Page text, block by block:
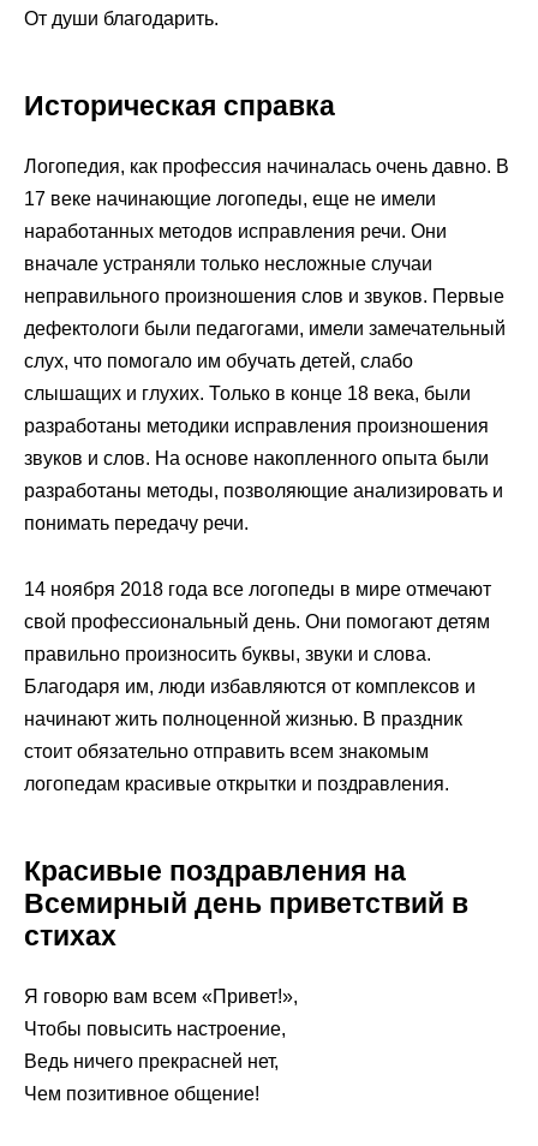
От души благодарить.
Историческая справка
Логопедия, как профессия начиналась очень давно. В
17 веке начинающие логопеды, еще не имели
наработанных методов исправления речи. Они
вначале устраняли только несложные случаи
неправильного произношения слов и звуков. Первые
дефектологи были педагогами, имели замечательный
слух, что помогало им обучать детей, слабо
слышащих и глухих. Только в конце 18 века, были
разработаны методики исправления произношения
звуков и слов. На основе накопленного опыта были
разработаны методы, позволяющие анализировать и
понимать передачу речи.
14 ноября 2018 года все логопеды в мире отмечают
свой профессиональный день. Они помогают детям
правильно произносить буквы, звуки и слова.
Благодаря им, люди избавляются от комплексов и
начинают жить полноценной жизнью. В праздник
стоит обязательно отправить всем знакомым
логопедам красивые открытки и поздравления.
Красивые поздравления на
Всемирный день приветствий в
стихах
Я говорю вам всем «Привет!»,
Чтобы повысить настроение,
Ведь ничего прекрасней нет,
Чем позитивное общение!